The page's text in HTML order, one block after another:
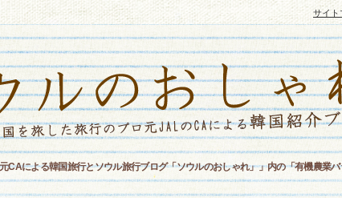
CAによる韓国旅行とソウル旅行ブログ「ソウルのおしゃれ」」内の「有機農業
サイト